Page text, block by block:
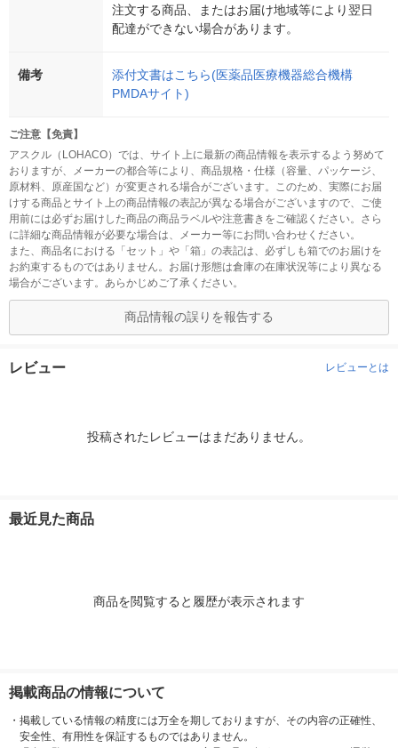
注文する商品、またはお届け地域等により翌日
配達ができない場合があります。
備考
添付文書はこちら(医薬品医療機器総合機構
PMDAサイト)
ご注意【免責】
アスクル（LOHACO）では、サイト上に最新の商品情報を表示するよう努めて
おりますが、メーカーの都合等により、商品規格・仕様（容量、パッケージ、
原材料、原産国など）が変更される場合がございます。このため、実際にお届
けする商品とサイト上の商品情報の表記が異なる場合がございますので、ご使
用前には必ずお届けした商品の商品ラベルや注意書きをご確認ください。さら
に詳細な商品情報が必要な場合は、メーカー等にお問い合わせください。
また、商品名における「セット」や「箱」の表記は、必ずしも箱でのお届けを
お約束するものではありません。お届け形態は倉庫の在庫状況等により異なる
場合がございます。あらかじめご了承ください。
商品情報の誤りを報告する
レビュー レビューとは
投稿されたレビューはまだありません。
最近見た商品
商品を閲覧すると履歴が表示されます
掲載商品の情報について
・ 掲載している情報の精度には万全を期しておりますが、その内容の正確性、
安全性、有用性を保証するものではありません。